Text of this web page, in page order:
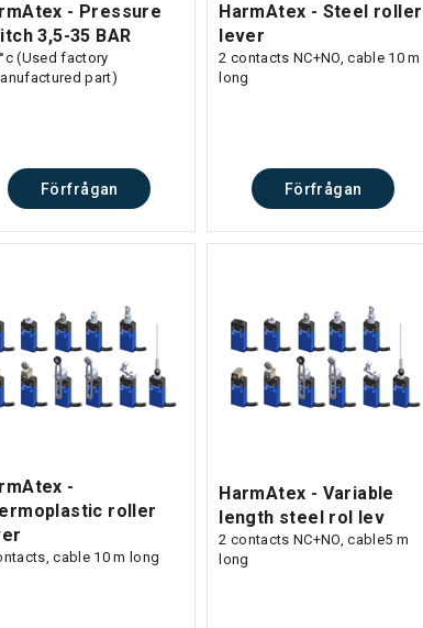
- Pressure
3,5-35 BAR
(Used factory
part)
Förfrågan
HarmAtex - Steel roller
lever
2 contacts NC+NO, cable 10 m
long
Förfrågan
-
roller
cable 10 m long
HarmAtex - Variable
length steel rol lev
2 contacts NC+NO, cable5 m
long